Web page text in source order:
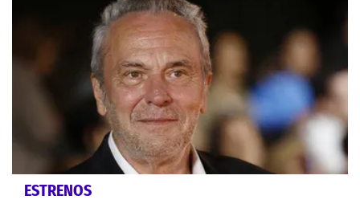
ESTRENOS